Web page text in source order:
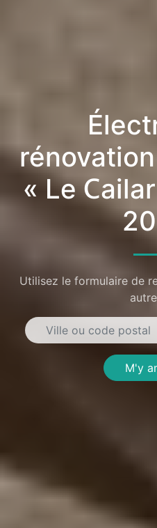
« Le
Utilisez le formulaire de
M'y